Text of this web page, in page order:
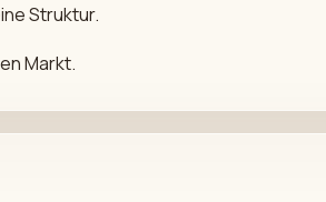
Struktur.
Markt.